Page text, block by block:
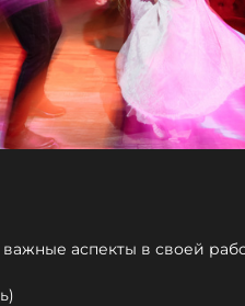
аспекты в своей